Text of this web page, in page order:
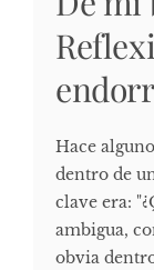
Hace
dentro de
clave era:
ambigua,
obvia